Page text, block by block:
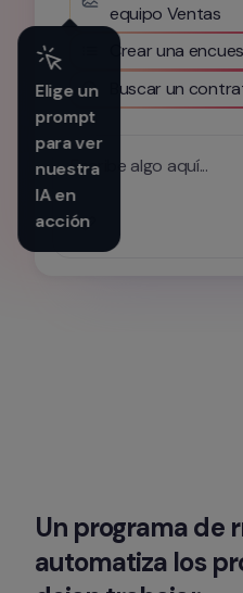
Elige un
prompt
para ver
nuestra
IA en
acción
equipo Ventas
Crear una
Buscar un
Escribe algo aquí...
Un programa de
automatiza los